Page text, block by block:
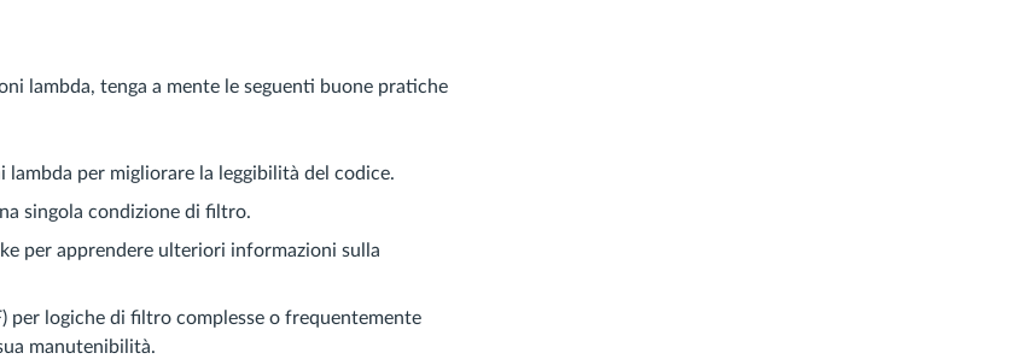
lambda, tenga a mente le seguenti buone pratiche
per migliorare la leggibilità del codice.
singola condizione di filtro.
per apprendere ulteriori informazioni sulla
per logiche di filtro complesse o frequentemente
manutenibilità.